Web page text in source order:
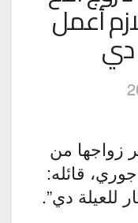
أعمل
دي
زواجها من
قائله:
للعيلة دي”.